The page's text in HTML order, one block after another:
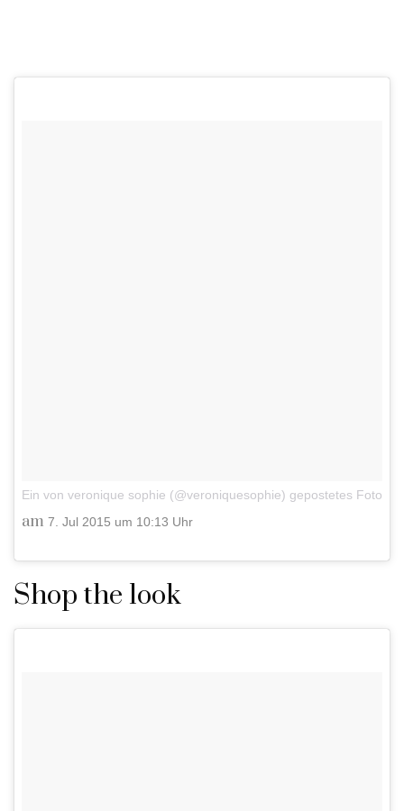
Ein von veronique sophie (@veroniquesophie) gepostetes Foto
am 7. Jul 2015 um 10:13 Uhr
Shop the look